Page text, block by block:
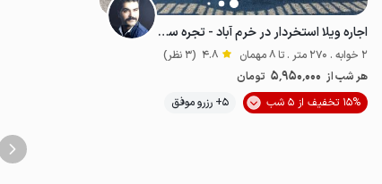
اجاره ویلا استخردار در خرم آباد - تجره سراب
2 خوابه . 270 متر . تا 8 مهمان 4.8 (3 نظر)
هر شب از 5٬950٬000 تومان
15% تخفیف از 5 شب
5+ رزرو موفق